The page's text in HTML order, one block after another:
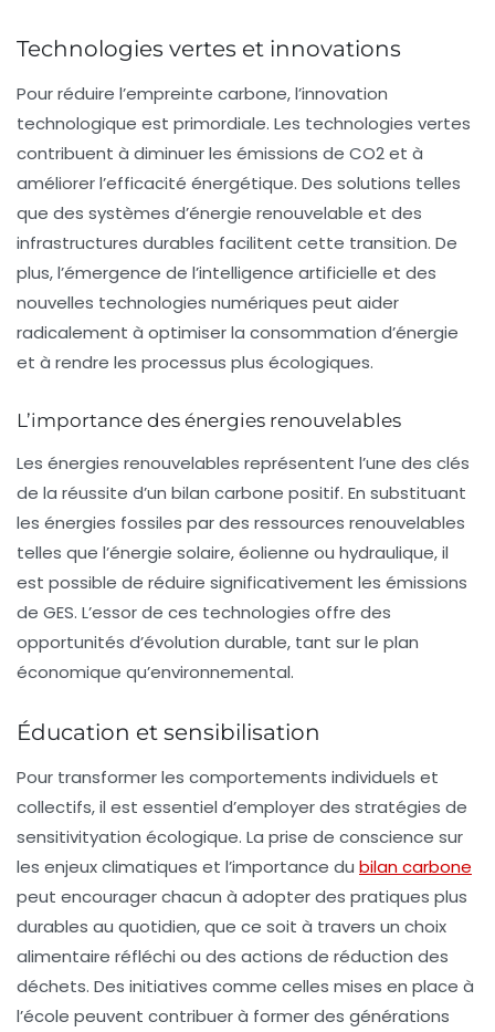
Technologies vertes et innovations
Pour réduire l’empreinte carbone, l’innovation
technologique est primordiale. Les technologies vertes
contribuent à diminuer les émissions de CO2 et à
améliorer l’efficacité énergétique. Des solutions telles
que des systèmes d’énergie renouvelable et des
infrastructures durables facilitent cette transition. De
plus, l’émergence de l’intelligence artificielle et des
nouvelles technologies numériques peut aider
radicalement à optimiser la consommation d’énergie
et à rendre les processus plus écologiques.
L’importance des énergies renouvelables
Les énergies renouvelables représentent l’une des clés
de la réussite d’un bilan carbone positif. En substituant
les énergies fossiles par des ressources renouvelables
telles que l’énergie solaire, éolienne ou hydraulique, il
est possible de réduire significativement les émissions
de GES. L’essor de ces technologies offre des
opportunités d’évolution durable, tant sur le plan
économique qu’environnemental.
Éducation et sensibilisation
Pour transformer les comportements individuels et
collectifs, il est essentiel d’employer des stratégies de
sensitivityation écologique. La prise de conscience sur
les enjeux climatiques et l’importance du bilan carbone
peut encourager chacun à adopter des pratiques plus
durables au quotidien, que ce soit à travers un choix
alimentaire réfléchi ou des actions de réduction des
déchets. Des initiatives comme celles mises en place à
l’école peuvent contribuer à former des générations